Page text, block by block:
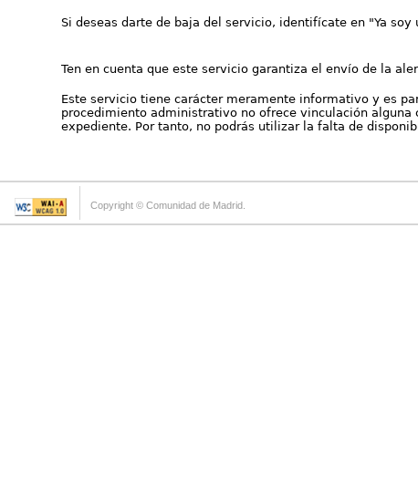
Si deseas darte de baja del servicio, identifícate en "Ya
Ten en cuenta que este servicio garantiza el envío de la
Este servicio tiene carácter meramente informativo y es
procedimiento administrativo no ofrece vinculación
expediente. Por tanto, no podrás utilizar la falta de
Copyright © Comunidad de Madrid.